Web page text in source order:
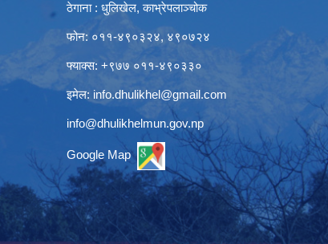
ठेगाना : धुलिखेल, काभ्रेपलाञ्चोक
फोन: ०११-४९०३२४, ४९०७२४
फ्याक्स: +९७७ ०११-४९०३३०
इमेल: info.dhulikhel@gmail.com
info@dhulikhelmun.gov.np
Google Map